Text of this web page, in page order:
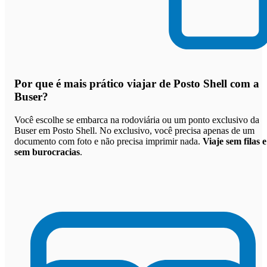
Por que é mais prático viajar de Posto Shell com a
Buser?
Você escolhe se embarca na rodoviária ou um ponto exclusivo da
Buser em Posto Shell. No exclusivo, você precisa apenas de um
documento com foto e não precisa imprimir nada. Viaje sem filas e
sem burocracias.